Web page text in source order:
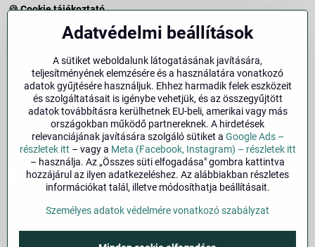
🍪Cookie tájékoztató
A weboldalon használt sütikről és adatkezelésről.
Vásárlástól való elállás menete és feltételei.
Elállás a szerződéstől
Impresszum
Üzemeltetői adatok és jogi tudnivalók.
🔐Biztonság
Facebook Instagram
Adatvédelmi beállítások
Adatvédelmi beállítások
A sütiket weboldalunk látogatásának javítására,
teljesítményének elemzésére és a használatára vonatkozó
adatok gyűjtésére használjuk. Ehhez harmadik felek eszközeit
és szolgáltatásait is igénybe vehetjük, és az összegyűjtött
adatok továbbításra kerülhetnek EU-beli, amerikai vagy más
országokban működő partnereknek. A hirdetések
relevanciájának javítására szolgáló sütiket a Google Ads –
részletek itt – vagy a Meta (Facebook, Instagram) – részletek itt
– használja. Az „Összes süti elfogadása" gombra kattintva
hozzájárul az ilyen adatkezeléshez. Az alábbiakban részletes
információkat talál, illetve módosíthatja beállításait.
Személyes adatok védelmére vonatkozó szabályzat